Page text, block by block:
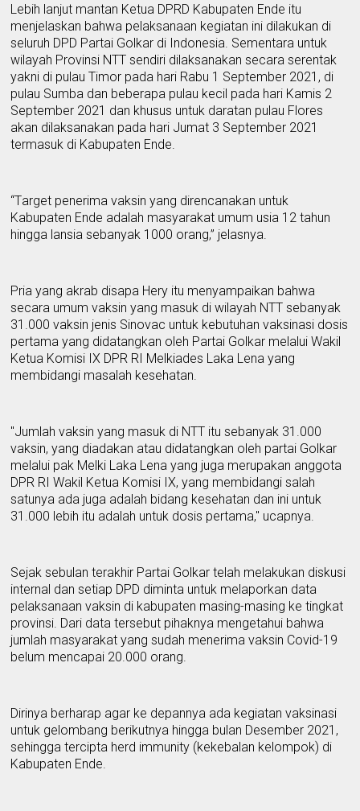
Lebih lanjut mantan Ketua DPRD Kabupaten Ende itu
menjelaskan bahwa pelaksanaan kegiatan ini dilakukan di
seluruh DPD Partai Golkar di Indonesia Sementara untuk
wilayah Provinsi NTT sendiri dilaksanakan secara serentak
yakni di pulau Timor pada hari Rabu 1 September 2021, di
pulau Sumba dan beberapa pulau kecil pada hari Kamis 2
September 2021 dan khusus untuk daratan pulau Flores
akan dilaksanakan pada hari Jumat 3 September 2021
termasuk di Kabupaten Ende.
“Target penerima vaksin yang direncanakan untuk
Kabupaten Ende adalah masyarakat umum usia 12 tahun
hingga lansia sebanyak 1000 orang,” jelasnya.
Pria yang akrab disapa Hery itu menyampaikan bahwa
secara umum vaksin yang masuk di wilayah NTT sebanyak
31.000 vaksin jenis Sinovac untuk kebutuhan vaksinasi dosis
pertama yang didatangkan oleh Partai Golkar melalui Wakil
Ketua Komisi IX DPR RI Melkiades Laka Lena yang
membidangi masalah kesehatan.
"Jumlah vaksin yang masuk di NTT itu sebanyak 31.000
vaksin, yang diadakan atau didatangkan oleh partai Golkar
melalui pak Melki Laka Lena yang juga merupakan anggota
DPR RIWakil Ketua Komisi IX, yang membidangi salah
satunya ada juga adalah bidang kesehatan dan ini untuk
31.000 lebih itu adalah untuk dosis pertama," ucapnya.
Sejak sebulanterakhir Partai Golkar telah melakukan diskusi
internal dan setiap DPD diminta untuk melaporkan data
pelaksanaan vaksin di kabupaten masing-masing ke tingkat
provinsi . Dari data tersebut pihaknya mengetahui bahwa
jumlah masyarakat yang sudah menerima vaksin Covid-19
belum mencapai 20.000 orang.
Dirinya berharap agar ke depannya ada kegiatan vaksinasi
untuk gelombang berikutnya hingga bulan Desember 2021,
sehingga tercipta herd immunity (kekebalan kelompok) di
Kabupaten Ende.